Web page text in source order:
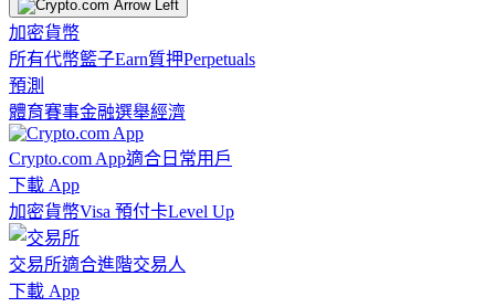
加密貨幣
所有代幣籃子Earn質押Perpetuals
預測
體育賽事金融選舉經濟
Crypto.com App適合日常用戶
下載 App
加密貨幣Visa 預付卡Level Up
交易所適合進階交易人
下載 App